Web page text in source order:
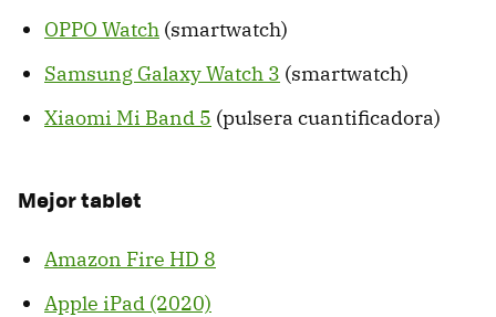
OPPO Watch (smartwatch)
Samsung Galaxy Watch 3 (smartwatch)
Xiaomi Mi Band 5 (pulsera cuantificadora)
Mejor tablet
Amazon Fire HD 8
Apple iPad (2020)